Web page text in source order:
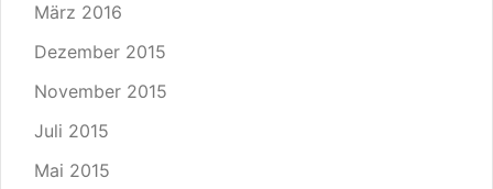
März 2016
Dezember 2015
November 2015
Juli 2015
Mai 2015